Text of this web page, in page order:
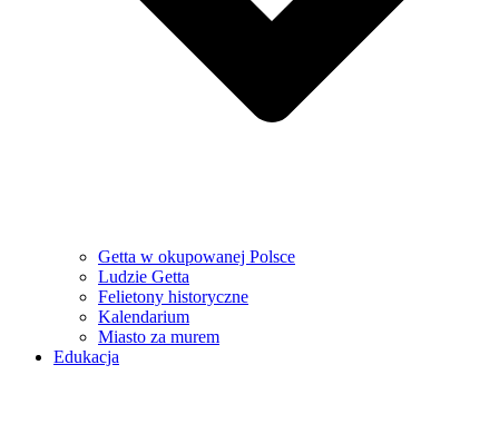
Getta w okupowanej Polsce
Ludzie Getta
Felietony historyczne
Kalendarium
Miasto za murem
Edukacja